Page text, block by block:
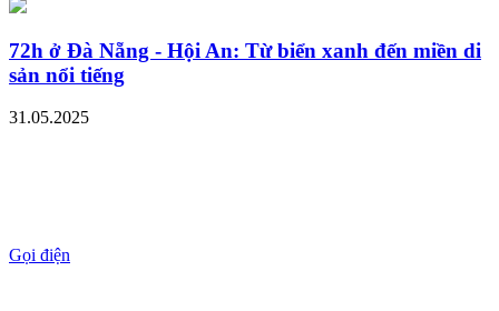
72h ở Đà Nẵng - Hội An: Từ biển xanh đến miền di
sản nổi tiếng
31.05.2025
Gọi điện